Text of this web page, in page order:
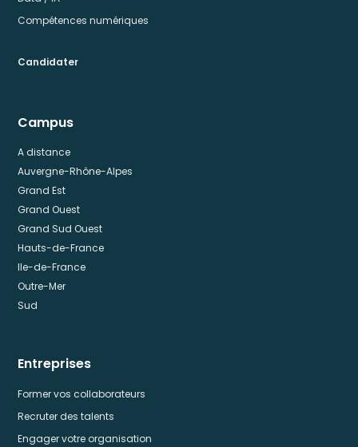
Compétences numériques
Candidater
Campus
A distance
Auvergne-Rhône-Alpes
Grand Est
Grand Ouest
Grand Sud Ouest
Hauts-de-France
Ile-de-France
Outre-Mer
Sud
Entreprises
Former vos collaborateurs
Recruter des talents
Engager votre organisation